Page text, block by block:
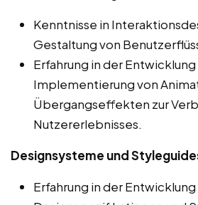
Kenntnisse in
Gestaltung von
Erfahrung in der Entwicklung
Implementierung von
Übergangseffekten zur
Nutzererlebnisses.
Designsysteme und
Erfahrung in der